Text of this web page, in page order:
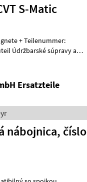
S-Matic
+ Teilenummer:
Ersatzteile
nábojnica, číslo